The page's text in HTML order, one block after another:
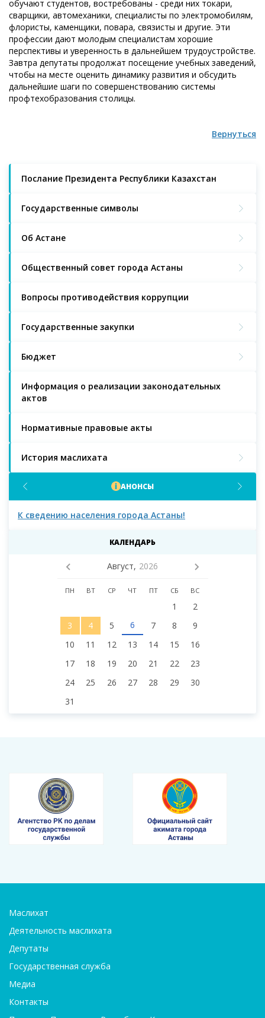
Послание Президента Республики Казахстан
Государственные символы
Об Астане
Общественный совет города Астаны
Вопросы противодействия коррупции
Государственные закупки
Бюджет
Информация о реализации законодательных
актов
Нормативные правовые акты
История маслихата
АНОНСЫ
К сведению населения города Астаны!
КАЛЕНДАРЬ
Август, 2026
ПН ВТ СР ЧТ ПТ СБ ВС
1
2
3
4 5 6 7 8
9
10
11 12 13 14 15
16
17
18 19 20 21 22
23
24
25 26 27 28 29
30
31
обучают студентов, востребованы - среди них токари,
сварщики, автомеханики, специалисты по электромобилям,
флористы, каменщики, повара, связисты и другие. Эти
профессии дают молодым специалистам хорошие
перспективы и уверенность в дальнейшем трудоустройстве.
Завтра депутаты продолжат посещение учебных заведений,
чтобы на месте оценить динамику развития и обсудить
дальнейшие шаги по совершенствованию системы
профтехобразования столицы.
Вернуться
Маслихат
Деятельность маслихата
Депутаты
Государственная служба
Медиа
Контакты